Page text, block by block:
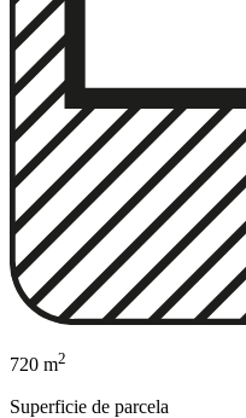
720 m2
Superficie de parcela